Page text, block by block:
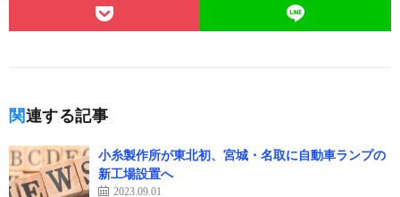
関連する記事
小糸製作所が東北初、宮城・名取に自動車ランプの
新工場設置へ
2023.09.01